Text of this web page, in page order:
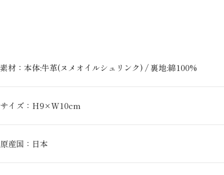
素材：本体:牛革(ヌメオイルシュリンク) / 裏地:綿100%
サイズ：H9×W10cm
原産国：日本